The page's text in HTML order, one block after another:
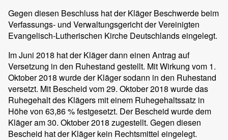
Gegen diesen Beschluss hat der Kläger Beschwerde beim
Verfassungs- und Verwaltungsgericht der Vereinigten
Evangelisch-Lutherischen Kirche Deutschlands eingelegt.
Im Juni 2018 hat der Kläger dann einen Antrag auf
Versetzung in den Ruhestand gestellt. Mit Wirkung vom 1.
Oktober 2018 wurde der Kläger sodann in den Ruhestand
versetzt. Mit Bescheid vom 29. Oktober 2018 wurde das
Ruhegehalt des Klägers mit einem Ruhegehaltssatz in
Höhe von 63,86 % festgesetzt. Der Bescheid wurde dem
Kläger am 30. Oktober 2018 zugestellt. Gegen diesen
Bescheid hat der Kläger kein Rechtsmittel eingelegt.